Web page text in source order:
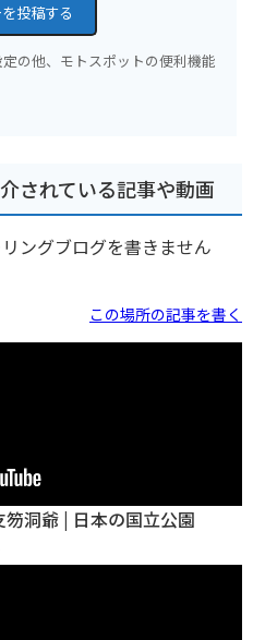
投稿する
の他、モトスポットの便利機能
されている記事や動画
ングブログを書きません
この場所の記事を書く
洞爺 | 日本の国立公園